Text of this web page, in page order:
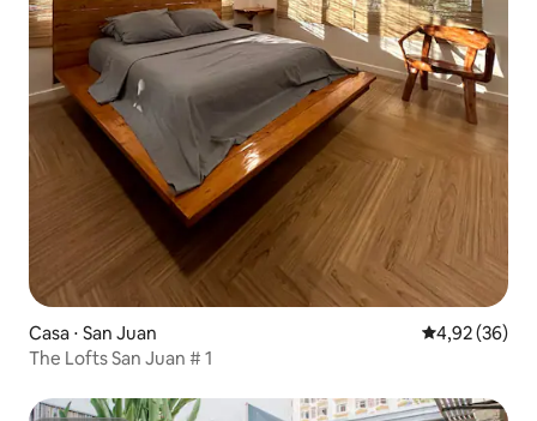
Casa ⋅ San Juan 4,92 de uma
4,92 (36)
The Lofts San Juan # 1